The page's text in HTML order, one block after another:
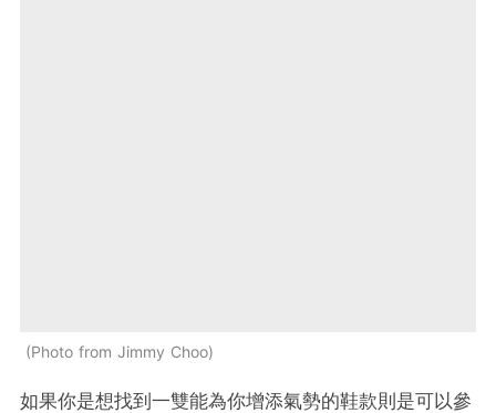
Photo from Jimmy Choo
如果你是想找到一雙能為你增添氣勢的鞋款則是可以參